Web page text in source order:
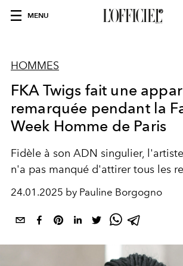
MENU
HOMMES
FKA Twigs fait une
remarquée pendant la
Week Homme de Paris
Fidèle à son ADN singulier,
n'a pas manqué d'attirer tous les
24.01.2025 by Pauline Borgogno